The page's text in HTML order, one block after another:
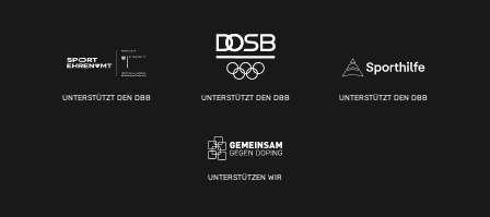
UNTERSTÜTZT DEN DBB UNTERSTÜTZT DEN DBB UNTERSTÜTZT DEN DBB
UNTERSTÜTZEN WIR